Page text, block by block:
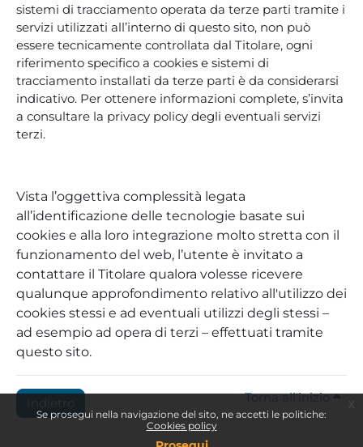
Se prosegui nella navigazione del sito, ne accetti le politiche:
Cookies policy
sistemi di tracciamento operata da terze parti tramite i
servizi utilizzati all’interno di questo sito, non può
essere tecnicamente controllata dal Titolare, ogni
riferimento specifico a cookies e sistemi di
tracciamento installati da terze parti è da considerarsi
indicativo. Per ottenere informazioni complete, s’invita
a consultare la privacy policy degli eventuali servizi
terzi.
Vista l’oggettiva complessità legata
all’identificazione delle tecnologie basate sui
cookies e alla loro integrazione molto stretta con il
funzionamento del web, l’utente è invitato a
contattare il Titolare qualora volesse ricevere
qualunque approfondimento relativo all'utilizzo dei
cookies stessi e ad eventuali utilizzi degli stessi –
ad esempio ad opera di terzi – effettuati tramite
questo sito.
Indietro Torna all'inizio